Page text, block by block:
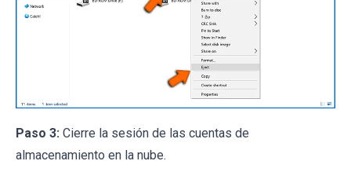
Paso 3: Cierre la sesión de las cuentas de
almacenamiento en la nube.